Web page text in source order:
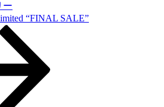
ー
“FINAL SALE”